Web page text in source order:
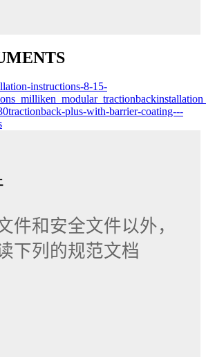
instructions-8-15-
tractionback-plus-with-barrier-coating---
件和安全文件以外，
下列的规范文档